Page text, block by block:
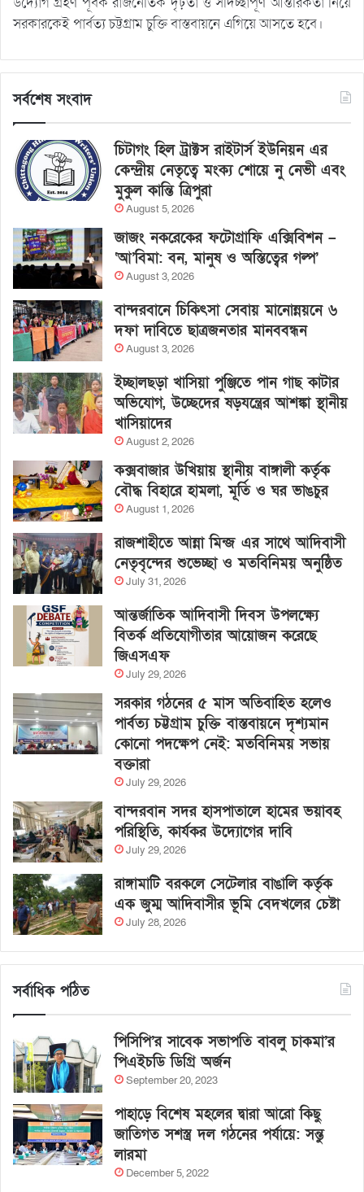
সরকারকেই পার্বত্য চট্টগ্রাম চুক্তি বাস্তবায়নে এগিয়ে আসতে হবে।
সর্বশেষ সংবাদ
চিটাগং হিল ট্রাক্টস রাইটার্স ইউনিয়ন এর
কেন্দ্রীয় নেতৃত্বে মংক্য শোয়ে নু নেভী এবং
মুকুল কান্তি ত্রিপুরা
August 5, 2026
জাজং নকরেকের ফটোগ্রাফি এক্সিবিশন –
‘আ’বিমা: বন, মানুষ ও অস্তিত্বের গল্প’
August 3, 2026
বান্দরবানে চিকিৎসা সেবায় মানোন্নয়নে ৬
দফা দাবিতে ছাত্রজনতার মানববন্ধন
August 3, 2026
ইচ্ছালছড়া খাসিয়া পুঞ্জিতে পান গাছ কাটার
অভিযোগ, উচ্ছেদের ষড়যন্ত্রের আশঙ্কা স্থানীয়
খাসিয়াদের
August 2, 2026
কক্সবাজার উখিয়ায় স্থানীয় বাঙ্গালী কর্তৃক
বৌদ্ধ বিহারে হামলা, মূর্তি ও ঘর ভাঙচুর
August 1, 2026
রাজশাহীতে আন্না মিন্জ এর সাথে আদিবাসী
নেতৃবৃন্দের শুভেচ্ছা ও মতবিনিময় অনুষ্ঠিত
July 31, 2026
আন্তর্জাতিক আদিবাসী দিবস উপলক্ষ্যে
বিতর্ক প্রতিযোগীতার আয়োজন করেছে
জিএসএফ
July 29, 2026
সরকার গঠনের ৫ মাস অতিবাহিত হলেও
পার্বত্য চট্টগ্রাম চুক্তি বাস্তবায়নে দৃশ্যমান
কোনো পদক্ষেপ নেই: মতবিনিময় সভায়
বক্তারা
July 29, 2026
বান্দরবান সদর হাসপাতালে হামের ভয়াবহ
পরিস্থিতি, কার্যকর উদ্যোগের দাবি
July 29, 2026
রাঙ্গামাটি বরকলে সেটেলার বাঙালি কর্তৃক
এক জুম্ম আদিবাসীর ভূমি বেদখলের চেষ্টা
July 28, 2026
সর্বাধিক পঠিত
পিসিপি’র সাবেক সভাপতি বাবলু চাকমা’র
পিএইচডি ডিগ্রি অর্জন
September 20, 2023
পাহাড়ে বিশেষ মহলের দ্বারা আরো কিছু
জাতিগত সশস্ত্র দল গঠনের পর্যায়ে: সন্তু
লারমা
December 5, 2022